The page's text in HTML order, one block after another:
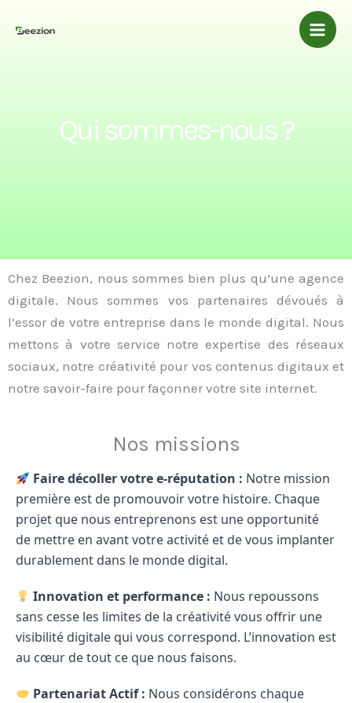
Qui sommes-nous ?
Chez Beezion, nous sommes bien plus qu’une agence
digitale. Nous sommes vos partenaires dévoués à
l’essor de votre entreprise dans le monde digital. Nous
mettons à votre service notre expertise des réseaux
sociaux, notre créativité pour vos contenus digitaux et
notre savoir-faire pour façonner votre site internet.
Nos missions
Faire décoller votre e-réputation : Notre mission
première est de promouvoir votre histoire. Chaque
projet que nous entreprenons est une opportunité
de mettre en avant votre activité et de vous implanter
durablement dans le monde digital.
Innovation et performance : Nous repoussons
sans cesse les limites de la créativité vous offrir une
visibilité digitale qui vous correspond. L’innovation est
au cœur de tout ce que nous faisons.
Partenariat Actif : Nous considérons chaque